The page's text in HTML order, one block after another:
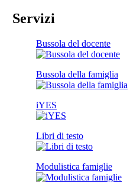
Servizi
Bussola del docente
Bussola della famiglia
iYES
Libri di testo
Modulistica famiglie